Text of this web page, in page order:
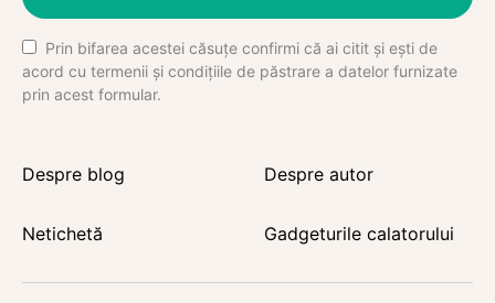
Prin bifarea acestei căsuțe confirmi că ai citit și ești de
acord cu termenii și condițiile de păstrare a datelor furnizate
prin acest formular.
Despre blog Despre autor
Netichetă Gadgeturile calatorului